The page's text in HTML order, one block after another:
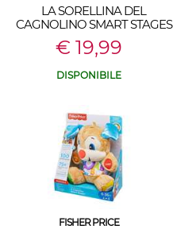
LA SORELLINA DEL
CAGNOLINO SMART STAGES
€ 19,99
DISPONIBILE
FISHER PRICE